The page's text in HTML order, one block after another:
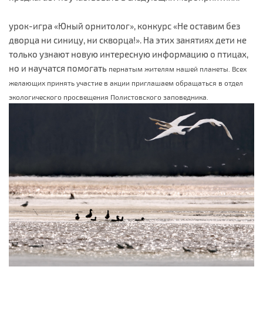
урок-игра «Юный орнитолог», конкурс «Не оставим без
дворца ни синицу, ни скворца!». На этих занятиях дети не
только узнают новую интересную информацию о птицах,
но и научатся помогать пернатым жителям нашей планеты. Всех
желающих принять участие в акции приглашаем обращаться в отдел
экологического просвещения Полистовского заповедника.